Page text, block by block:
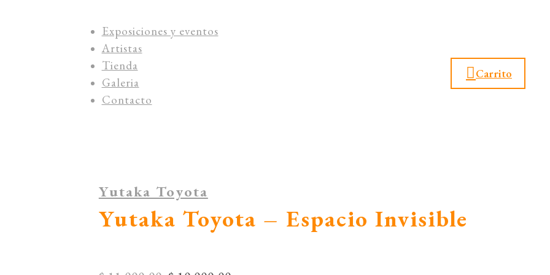
Exposiciones y eventos
Artistas
Tienda
Galeria
Contacto
Carrito
Yutaka Toyota
Yutaka Toyota – Espacio Invisible